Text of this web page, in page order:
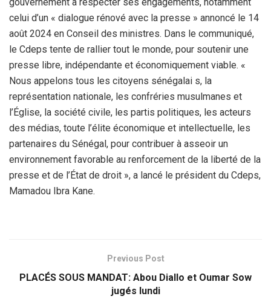
celui d’un « dialogue rénové avec la presse » annoncé le 14
août 2024 en Conseil des ministres. Dans le communiqué,
le Cdeps tente de rallier tout le monde, pour soutenir une
presse libre, indépendante et économiquement viable. «
Nous appelons tous les citoyens sénégalai s, la
représentation nationale, les confréries musulmanes et
l’Église, la société civile, les partis politiques, les acteurs
des médias, toute l’élite économique et intellectuelle, les
partenaires du Sénégal, pour contribuer à asseoir un
environnement favorable au renforcement de la liberté de la
presse et de l’État de droit », a lancé le président du Cdeps,
Mamadou Ibra Kane.
Previous Post
PLACÉS SOUS MANDAT: Abou Diallo et Oumar Sow
jugés lundi